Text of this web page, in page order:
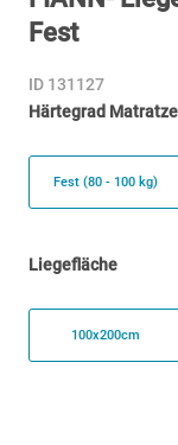
Fest
ID 131127
Härtegrad Matratze
Fest (80 - 100 kg)
Liegefläche
100x200cm